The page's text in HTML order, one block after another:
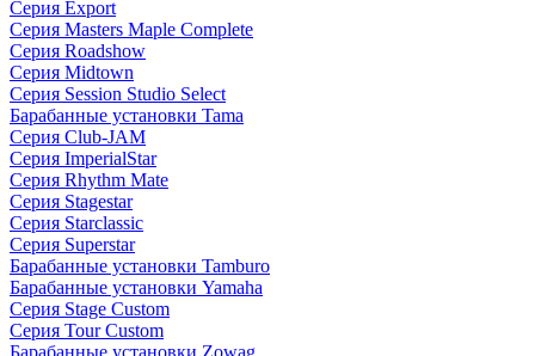
Серия Export
Серия Masters Maple Complete
Серия Roadshow
Серия Midtown
Серия Session Studio Select
Барабанные установки Tama
Серия Club-JAM
Серия ImperialStar
Серия Rhythm Mate
Серия Stagestar
Серия Starclassic
Серия Superstar
Барабанные установки Tamburo
Барабанные установки Yamaha
Серия Stage Custom
Серия Tour Custom
Барабанные установки Zowag